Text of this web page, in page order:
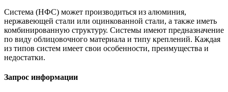
Система (НФС) может производиться из алюминия,
нержавеющей стали или оцинкованной стали, а также иметь
комбинированную структуру. Системы имеют предназначение
по виду облицовочного материала и типу креплений. Каждая
из типов систем имеет свои особенности, преимущества и
недостатки.
Запрос информации